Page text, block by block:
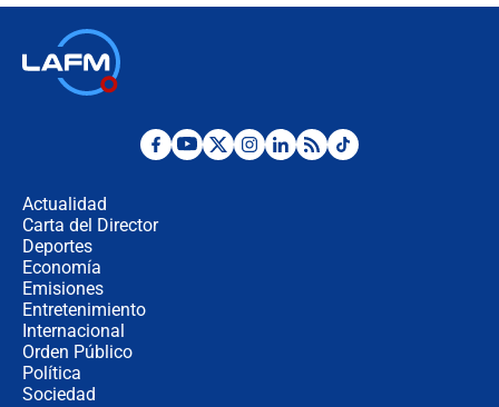
Posesión de Abelardo De La Espriella
Actualidad
Carta del Director
Deportes
Economía
Emisiones
Entretenimiento
Internacional
Orden Público
Política
Sociedad